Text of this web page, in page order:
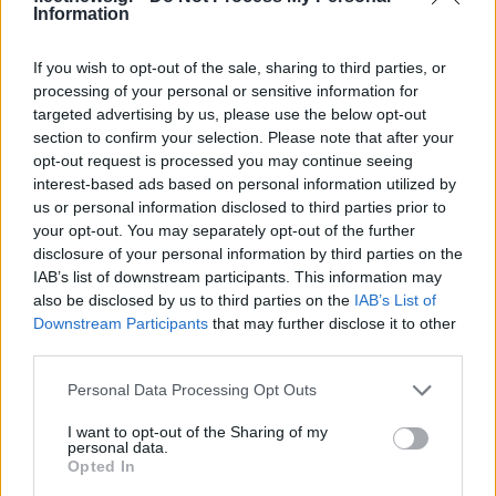
Information
If you wish to opt-out of the sale, sharing to third parties, or
processing of your personal or sensitive information for
targeted advertising by us, please use the below opt-out
section to confirm your selection. Please note that after your
opt-out request is processed you may continue seeing
interest-based ads based on personal information utilized by
us or personal information disclosed to third parties prior to
your opt-out. You may separately opt-out of the further
disclosure of your personal information by third parties on the
IAB’s list of downstream participants. This information may
also be disclosed by us to third parties on the IAB’s List of
Downstream Participants that may further disclose it to other
Please note that this website/app uses one or more Google
not limited to your visit or usage behaviour. You may click to
grant or deny consent to Google and its third-party tags to
use your data for below specified purposes in below Google
Personal Data Processing Opt Outs
I want to opt-out of the Sharing of my
personal data.
Opted In
διαμοιρασμού κινητικότητας)
ABB, Astra Zeneca, BT Group, Capgemini, Centrica,
Danfoss,E.On, EDP, GlaxoSmithKline, Highland Electric
Fleets HP Inc., Iberdrola, Ingka Group/IKEA,LeasePlan
Corporation , National Grid, Novo Nordisk, Openreach,
Sainsbury’s, Siemens, SK Networks, Sky UK Limited, SSE,
Tesco,Uber Technologies Inc., Unilever, Vattenfall, Zenith,
Zurich.
Adrian Dominican Sisters – Portfolio Advisory Board, AP7,